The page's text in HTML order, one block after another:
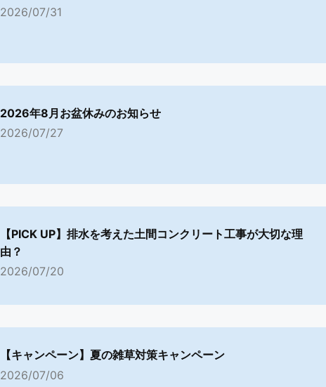
2026/07/31
2026年8月お盆休みのお知らせ
2026/07/27
【PICK UP】排水を考えた土間コンクリート工事が大切な理
由？
2026/07/20
【キャンペーン】夏の雑草対策キャンペーン
2026/07/06